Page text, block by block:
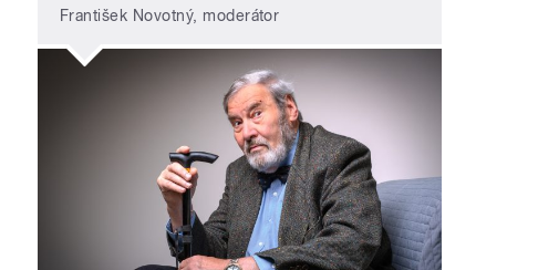
František Novotný, moderátor